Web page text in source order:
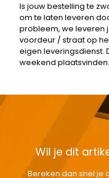
Is jouw bestelling te
om te laten leveren
probleem, we leveren
voordeur / straat op
eigen leveringsdienst.
weekend plaatsvinden.
Wil je dit
Bereken dan snel je